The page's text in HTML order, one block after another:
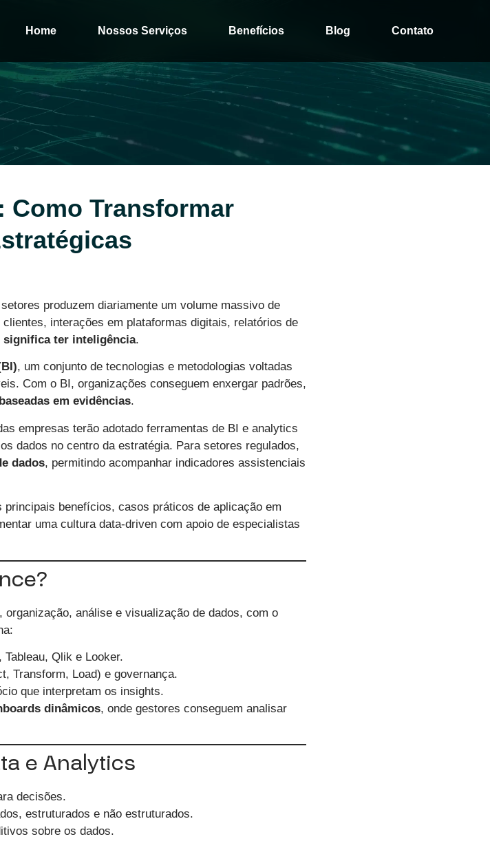
Home Nossos Serviços Benefícios Blog Contato
Transformar
produzem diariamente um volume massivo de
interações em plataformas digitais, relatórios de
significa ter inteligência.
, um conjunto de tecnologias e metodologias voltadas
Com o BI, organizações conseguem enxergar padrões,
em evidências.
empresas terão adotado ferramentas de BI e analytics
dados no centro da estratégia. Para setores regulados,
dados, permitindo acompanhar indicadores assistenciais
benefícios, casos práticos de aplicação em
uma cultura data-driven com apoio de especialistas
organização, análise e visualização de dados, com o
Qlik e Looker.
Transform, Load) e governança.
que interpretam os insights.
dinâmicos, onde gestores conseguem analisar
e Analytics
decisões.
estruturados e não estruturados.
sobre os dados.